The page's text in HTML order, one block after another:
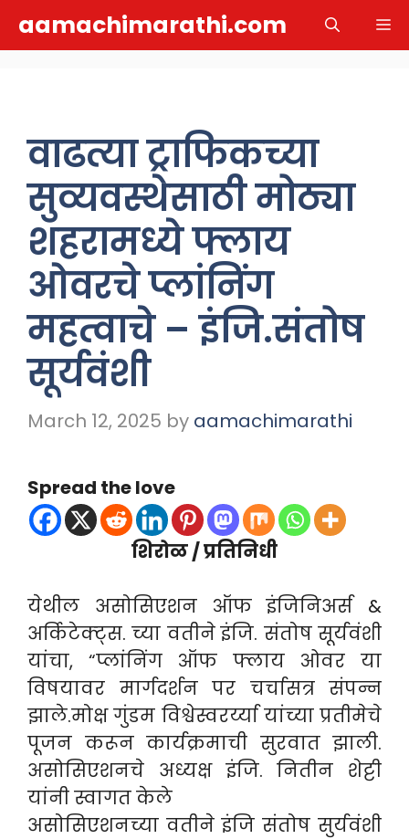
aamachimarathi.com
वाढत्या ट्राफिकच्या
सुव्यवस्थेसाठी मोठ्या
शहरामध्ये फ्लाय
ओवरचे प्लांनिंग
महत्वाचे – इंजि.संतोष
सूर्यवंशी
March 12, 2025 by aamachimarathi
Spread the love
शिरोळ / प्रतिनिधी
येथील असोसिएशन ऑफ इंजिनिअर्स &
अर्किटेक्ट्स. च्या वतीने इंजि. संतोष सूर्यवंशी
यांचा, “प्लांनिंग ऑफ फ्लाय ओवर या
विषयावर मार्गदर्शन पर चर्चासत्र संपन्न
झाले.मोक्ष गुंडम विश्वेस्वरर्य्या यांच्या प्रतीमेचे
पूजन करून कार्यक्रमाची सुरवात झाली.
असोसिएशनचे अध्यक्ष इंजि. नितीन शेट्टी
यांनी स्वागत केले
असोसिएशनच्या वतीने इंजि संतोष सुर्यवंशी